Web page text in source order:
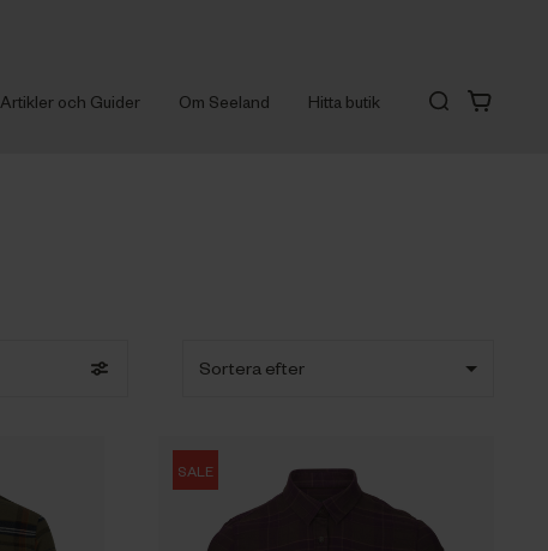
Artikler och Guider Om Seeland Hitta butik
Sortera efter
SALE